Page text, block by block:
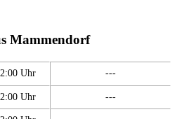
Mammendorf
Uhr ---
Uhr ---